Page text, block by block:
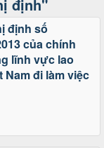
định"
định số
của chính
lĩnh vực lao
đi làm việc